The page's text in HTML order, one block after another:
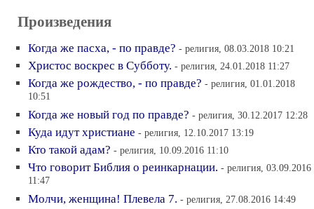
Произведения
Когда же пасха, - по правде? - религия, 08.03.2018 10:21
Христос воскрес в Субботу. - религия, 24.01.2018 11:27
Когда же рождество, - по правде? - религия, 01.01.2018
10:51
Когда же новый год по правде? - религия, 30.12.2017 12:28
Куда идут христиане - религия, 12.10.2017 13:19
Кто такой адам? - религия, 10.09.2016 11:10
Что говорит Библия о реинкарнации. - религия, 03.09.2016
11:47
Молчи, женщина! Плевела 7. - религия, 27.08.2016 14:49